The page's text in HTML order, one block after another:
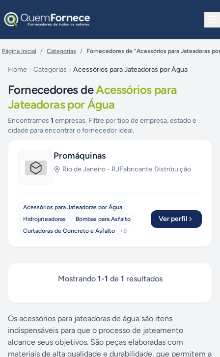
Página Inicial / Categorias / Fornecedores de "Acessórios para Jateadoras
Home Categorias Acessórios para Jateadoras por Água
Fornecedores deAcessórios para
Jateadoras por Água
Encontramos 1 empresas. Filtre por tipo de empresa, estado e
cidade para encontrar o fornecedor ideal.
Promáquinas
Rio de Janeiro - RJFabricante·Distribuição
Acessórios para Jateadoras por Água
Hidrojateadoras
Bombas para Asfalto
Cortadoras de Concreto e Asfalto
+8
Ver perfil
Mostrando 1-1 de 1 resultados
Os acessórios para jateadoras de água são itens
indispensáveis para que o processo de jateamento
alcance seus objetivos. São peças elaboradas com
materiais de alta qualidade e durabilidade, que permitem a